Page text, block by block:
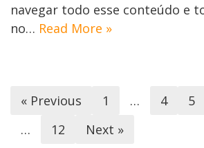
navegar todo esse conteúdo e
no… Read More »
« Previous 1 … 4 5
…
12 Next »